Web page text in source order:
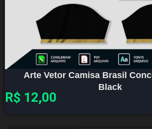
Arte Vetor Camisa Brasil
Black
R$ 12,00